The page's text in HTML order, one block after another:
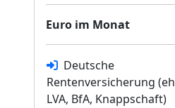
Euro im Monat
Deutsche
Rentenversicherung
LVA, BfA, Knappschaft)